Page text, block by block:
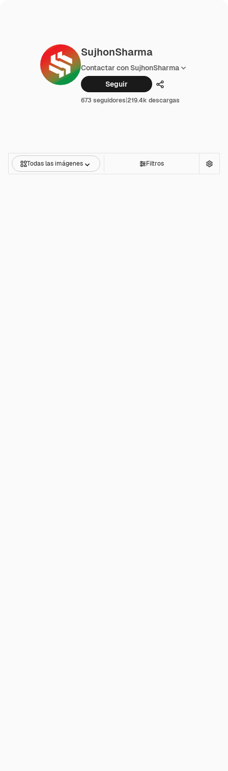
SujhonSharma
Contactar con SujhonSharma
Seguir
Compartir
673 seguidores|219.4k descargas
Todas las imágenes Filtros